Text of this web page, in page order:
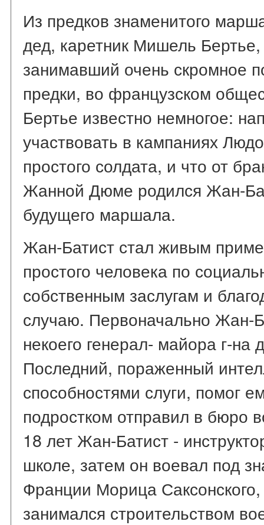
Из предков знаменитого
дед, каретник Мишель
занимавший очень скромное
предки, во французском
Бертье известно немногое:
участвовать в кампаниях
простого солдата, и что от
Жанной Дюме родился Жан-
будущего маршала.
Жан-Батист стал живым
простого человека по
собственным заслугам и
случаю. Первоначально Жан-
некоего генерал- майора г-
Последний, пораженный
способностями слуги, помог
подростком отправил в бюро
18 лет Жан-Батист -
школе, затем он воевал под
Франции Морица
занимался строительством